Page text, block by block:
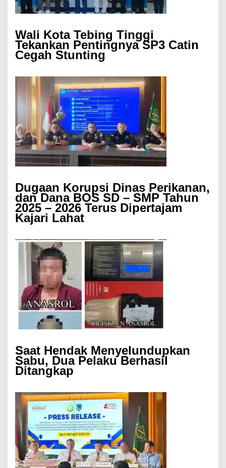
Wali Kota Tebing Tinggi
Tekankan Pentingnya SP3 Catin
Cegah Stunting
Dugaan Korupsi Dinas Perikanan,
dan Dana BOS SD – SMP Tahun
2025 – 2026 Terus Dipertajam
Kajari Lahat
Saat Hendak Menyelundupkan
Sabu, Dua Pelaku Berhasil
Ditangkap